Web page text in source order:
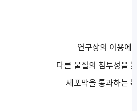
연구상의 이용에
다른 물질의 침투성을
세포막을 통과하는